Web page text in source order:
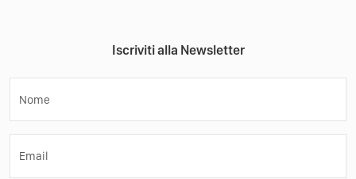
Iscriviti alla Newsletter
Nome
Email